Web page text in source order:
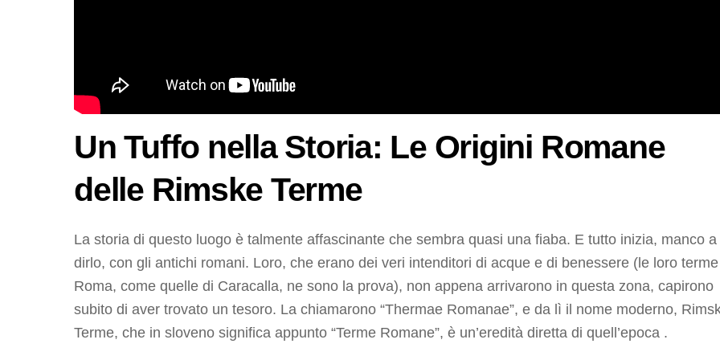
Un Tuffo nella Storia: Le Origini Romane
delle Rimske Terme
La storia di questo luogo è talmente affascinante che sembra quasi una fiaba. E tutto inizia, manco a
dirlo, con gli antichi romani. Loro, che erano dei veri intenditori di acque e di benessere (le loro
Roma, come quelle di Caracalla, ne sono la prova), non appena arrivarono in questa zona, capirono
subito di aver trovato un tesoro. La chiamarono “Thermae Romanae”, e da lì il nome moderno,
Terme, che in sloveno significa appunto “Terme Romane”, è un’eredità diretta di quell’epoca .